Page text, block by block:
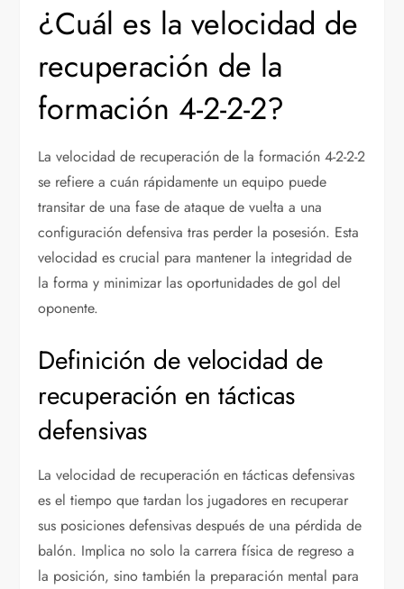
¿Cuál es la velocidad de
recuperación de la
formación 4-2-2-2?
La velocidad de recuperación de la formación 4-2-2-2
se refiere a cuán rápidamente un equipo puede
transitar de una fase de ataque de vuelta a una
configuración defensiva tras perder la posesión. Esta
velocidad es crucial para mantener la integridad de
la forma y minimizar las oportunidades de gol del
oponente.
Definición de velocidad de
recuperación en tácticas
defensivas
La velocidad de recuperación en tácticas defensivas
es el tiempo que tardan los jugadores en recuperar
sus posiciones defensivas después de una pérdida de
balón. Implica no solo la carrera física de regreso a
la posición, sino también la preparación mental para